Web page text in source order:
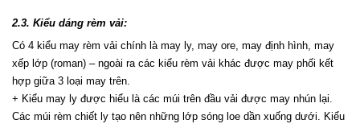
2.3. Kiểu dáng rèm vải:
Có 4 kiểu may rèm vải chính là may ly, may ore, may định hình, may
xếp lớp (roman) – ngoài ra các kiểu rèm vải khác được may phối kết
hợp giữa 3 loại may trên.
+ Kiểu may ly được hiểu là các múi trên đầu vải được may nhún lại.
Các múi rèm chiết ly tạo nên những lớp sóng loe dần xuống dưới. Kiểu